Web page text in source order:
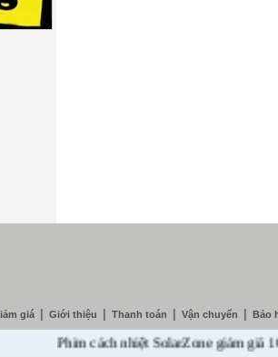
giá Giới thiệu Thanh toán Vận chuyển Bảo
Phim cách nhiệt SolarZone giảm giá 10%